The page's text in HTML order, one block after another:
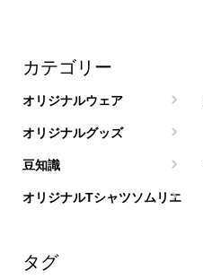
カテゴリー
オリジナルウェア
オリジナルグッズ
豆知識
オリジナルTシャツソムリエ
タグ